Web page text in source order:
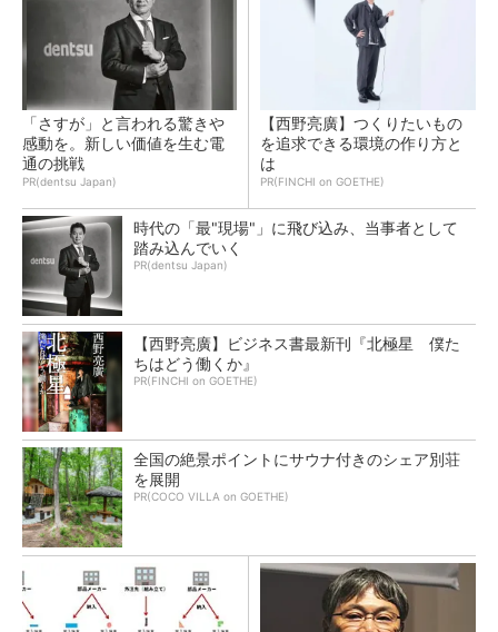
「さすが」と言われる驚きや
感動を。新しい価値を生む電
通の挑戦
PR(dentsu Japan)
【西野亮廣】つくりたいもの
を追求できる環境の作り方と
は
PR(FINCHI on GOETHE)
時代の「最"現場"」に飛び込み、当事者として
踏み込んでいく
PR(dentsu Japan)
【西野亮廣】ビジネス書最新刊『北極星 僕た
ちはどう働くか』
PR(FINCHI on GOETHE)
全国の絶景ポイントにサウナ付きのシェア別荘
を展開
PR(COCO VILLA on GOETHE)